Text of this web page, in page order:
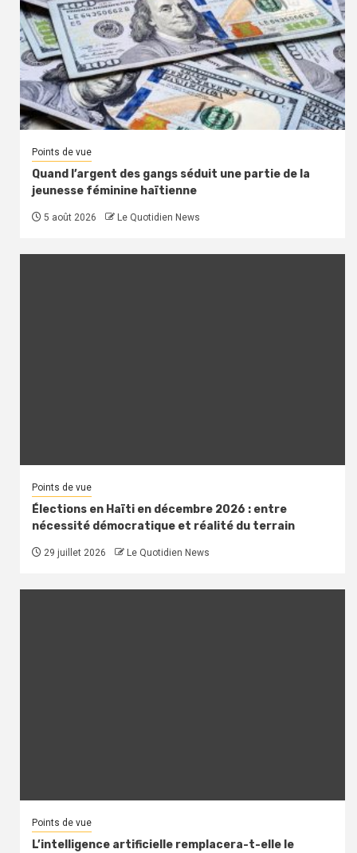
Points de vue
Quand l’argent des gangs séduit une partie de la
jeunesse féminine haïtienne
5 août 2026 Le Quotidien News
Points de vue
Élections en Haïti en décembre 2026 : entre
nécessité démocratique et réalité du terrain
29 juillet 2026 Le Quotidien News
Points de vue
L’intelligence artificielle remplacera-t-elle le